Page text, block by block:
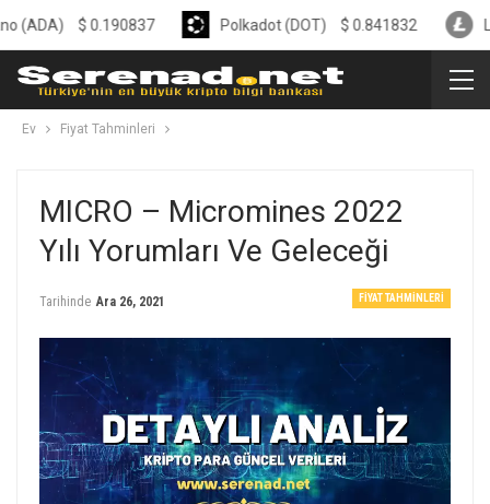
Ev Fiyat Tahminleri
MICRO – Micromines 2022
Yılı Yorumları Ve Geleceği
FIYAT TAHMINLERI
Tarihinde Ara 26, 2021
$0.190837 Polkadot (DOT) $0.841832 Litecoin